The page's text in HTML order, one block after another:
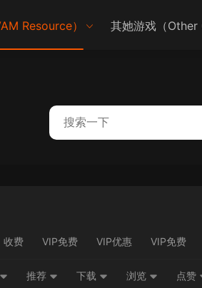
Resource） 其她游戏（Other
收费 VIP免费 VIP优惠 VIP免费
推荐 下载 浏览 点赞